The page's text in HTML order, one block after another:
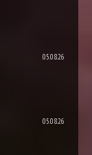
05.08.26
05.08.26